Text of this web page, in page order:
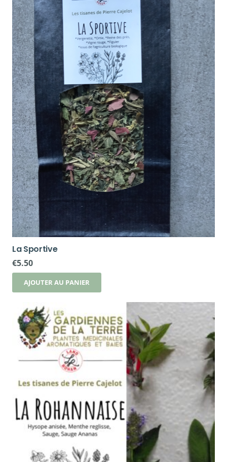
La Sportive
€5.50
AJOUTER AU PANIER